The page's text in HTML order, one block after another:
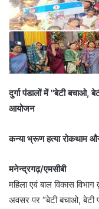
दुर्गा पंडालों में ''बेटी बचाओ,
आयोजन
कन्या भ्रूण हत्या रोकथाम और
मनेन्द्रगढ़/एमसीबी
महिला एवं बाल विकास विभाग
अवसर पर “बेटी बचाओ, बेटी